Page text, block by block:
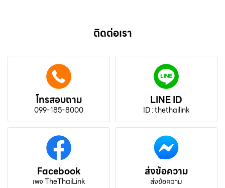
ติดต่อเรา
โทรสอบถาม
099-185-8000
LINE ID
ID : thethailink
Facebook
เพจ TheThaiLink
ส่งข้อความ
ส่งข้อความ